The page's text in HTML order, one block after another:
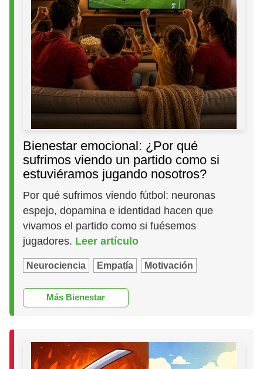
Bienestar emocional: ¿Por qué
sufrimos viendo un partido como si
estuviéramos jugando nosotros?
Por qué sufrimos viendo fútbol: neuronas
espejo, dopamina e identidad hacen que
vivamos el partido como si fuésemos
jugadores. Leer artículo
Neurociencia Empatía Motivación
Más Bienestar